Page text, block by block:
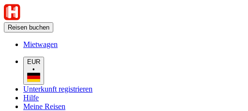
Reisen buchen
Mietwagen
EUR
•
Unterkunft registrieren
Hilfe
Meine Reisen